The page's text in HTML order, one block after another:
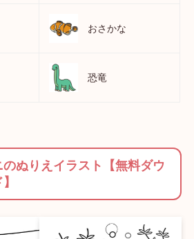
おさかな
恐竜
ぬりえイラスト【無料ダウ